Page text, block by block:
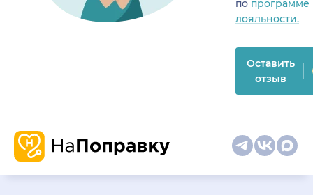
по программе
лояльности.
Оставить
отзыв